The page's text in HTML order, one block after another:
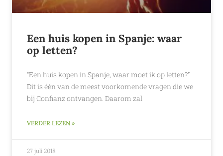
Een huis kopen in Spanje: waar
op letten?
“Een huis kopen in Spanje, waar moet ik op letten?”
Dit is één van de meest voorkomende vragen die we
bij Confianz ontvangen. Daarom zal
VERDER LEZEN »
27 juli 2018